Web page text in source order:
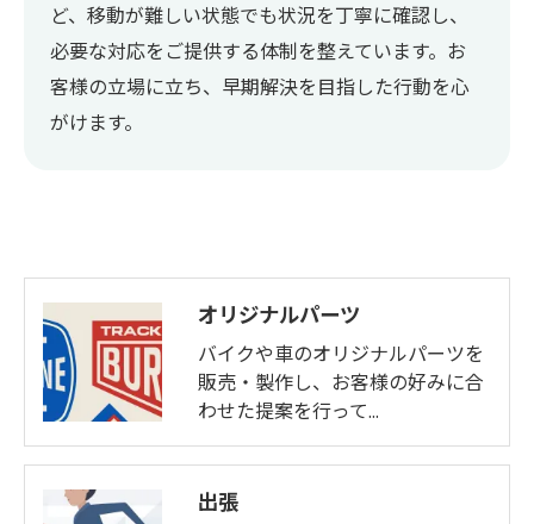
ど、移動が難しい状態でも状況を丁寧に確認し、
必要な対応をご提供する体制を整えています。お
客様の立場に立ち、早期解決を目指した行動を心
がけます。
オリジナルパーツ
バイクや車のオリジナルパーツを
販売・製作し、お客様の好みに合
わせた提案を行って…
出張